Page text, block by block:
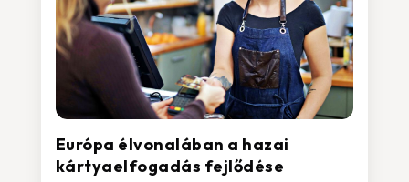
Európa élvonalában a hazai
kártyaelfogadás fejlődése